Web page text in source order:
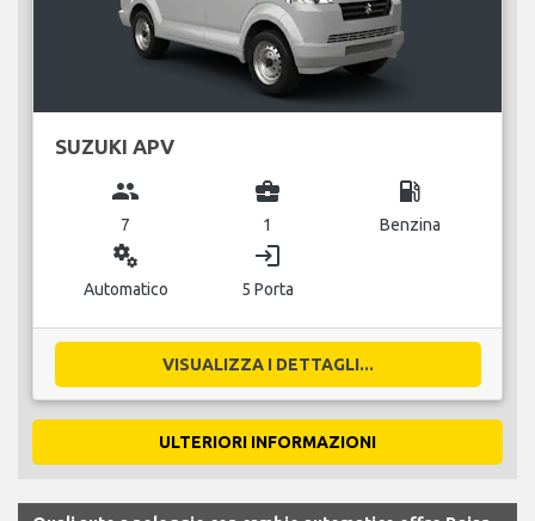
SUZUKI APV
group
7
business_center
1
local_gas_station
Benzina
miscellaneous_services
Automatico
login
5 Porta
VISUALIZZA I DETTAGLI...
ULTERIORI INFORMAZIONI